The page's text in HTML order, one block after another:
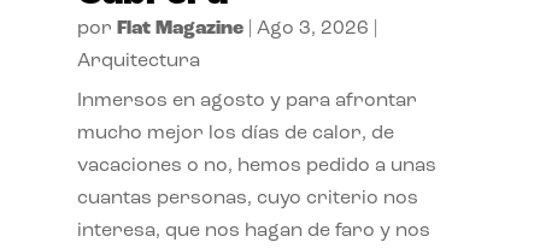
por Flat Magazine| Ago 3, 2026
Arquitectura
Inmersos en agosto y para afrontar
mucho mejor los días de calor, de
vacaciones o no, hemos pedido a unas
cuantas personas, cuyo criterio nos
interesa, que nos hagan de faro y nos